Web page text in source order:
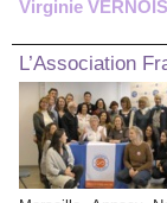
Virginie VERNOIS
L’Association